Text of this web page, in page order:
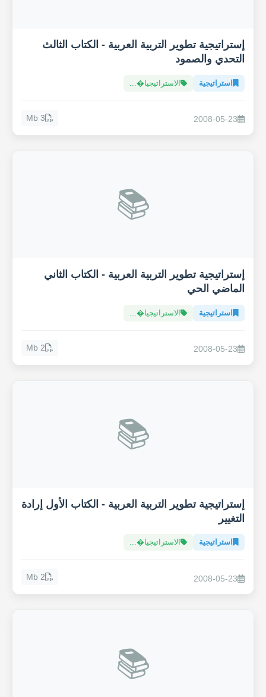
إستراتيجية تطوير التربية العربية - الكتاب الثالث
التحدي والصمود
استراتيجية الاستراتيجيا�...
2008-05-23
3 Mb
📚
إستراتيجية تطوير التربية العربية - الكتاب الثاني
الماضي الحي
استراتيجية الاستراتيجيا�...
2008-05-23
2 Mb
📚
إستراتيجية تطوير التربية العربية - الكتاب الأول إرادة
التغيير
استراتيجية الاستراتيجيا�...
2008-05-23
2 Mb
📚